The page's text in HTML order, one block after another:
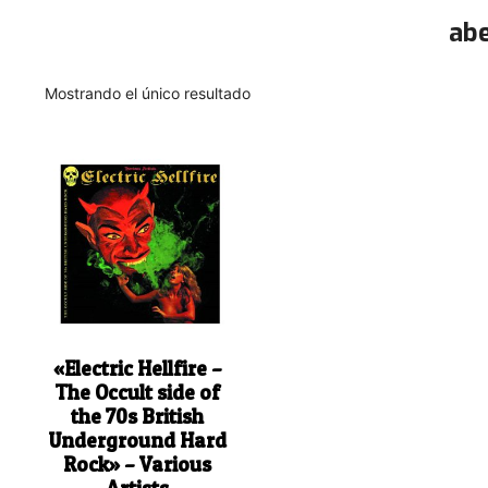
Mostrando el único resultado
«Electric Hellfire –
The Occult side of
the 70s British
Underground Hard
Rock» – Various